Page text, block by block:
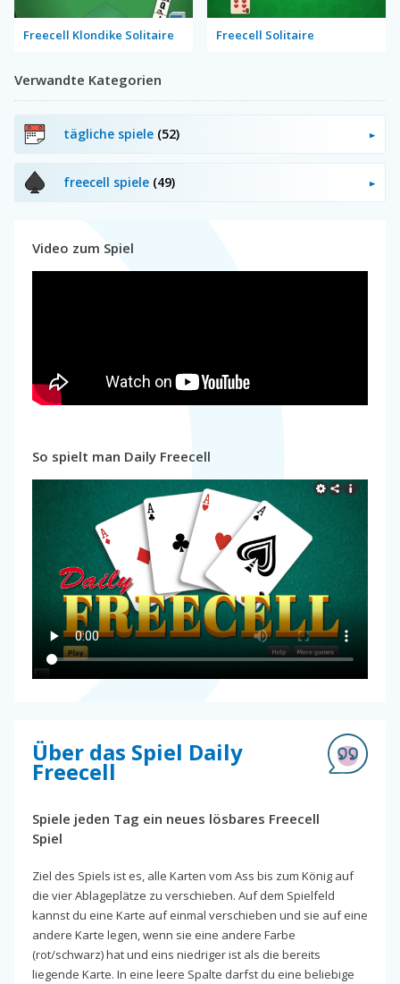
Freecell Klondike Solitaire Freecell Solitaire
Verwandte Kategorien
tägliche spiele (52)
freecell spiele (49)
Video zum Spiel
So spielt man Daily Freecell
Über das Spiel Daily
Freecell
Spiele jeden Tag ein neues lösbares Freecell
Spiel
Ziel des Spiels ist es, alle Karten vom Ass bis zum König auf
die vier Ablageplätze zu verschieben. Auf dem Spielfeld
kannst du eine Karte auf einmal verschieben und sie auf eine
andere Karte legen, wenn sie eine andere Farbe
(rot/schwarz) hat und eins niedriger ist als die bereits
liegende Karte. In eine leere Spalte darfst du eine beliebige